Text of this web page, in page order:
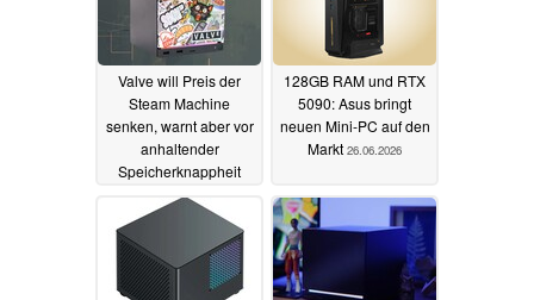
Valve will Preis der
Steam Machine
senken, warnt aber vor
anhaltender
Speicherknappheit
26.06.2026
128GB RAM und RTX
5090: Asus bringt
neuen Mini-PC auf den
Markt 26.06.2026